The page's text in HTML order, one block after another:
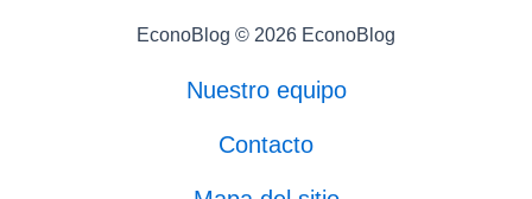
EconoBlog © 2026 EconoBlog
Nuestro equipo
Contacto